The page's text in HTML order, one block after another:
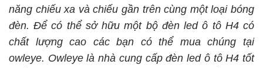
năng chiếu xa và chiếu gần trên cùng một loại bóng
đèn. Để có thể sở hữu một bộ đèn led ô tô H4 có
chất lượng cao các bạn có thể mua chúng tại
owleye. Owleye là nhà cung cấp đèn led ô tô H4 tốt